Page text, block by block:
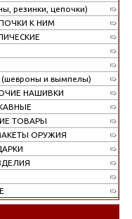
резинки, цепочки)
К НИМ
и вымпелы)
НАШИВКИ
ТОВАРЫ
ОРУЖИЯ